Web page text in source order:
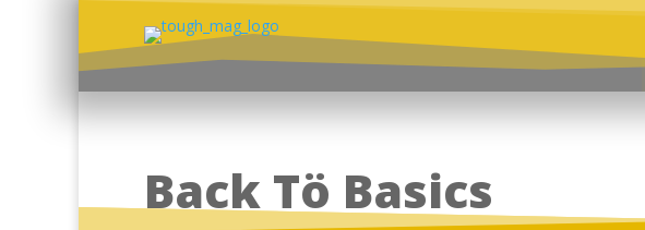
Back Tö Basics